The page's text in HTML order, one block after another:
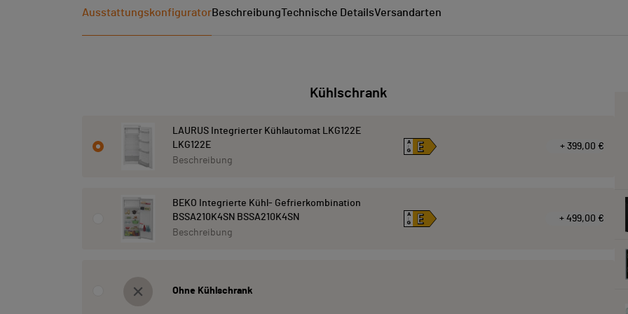
AusstattungskonfiguratorBeschreibungTechnische DetailsVersandarten
Kühlschrank
LAURUS Integrierter Kühlautomat LKG122E
LKG122E
Beschreibung
A
↑
G E + 399,00 €
BEKO Integrierte Kühl- Gefrierkombination
BSSA210K4SN BSSA210K4SN
Beschreibung
A
↑
G E + 499,00 €
Ohne Kühlschrank